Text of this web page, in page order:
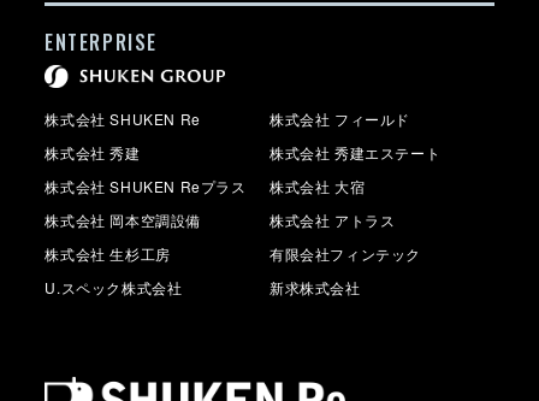
ENTERPRISE
株式会社 SHUKEN Re
株式会社 フィールド
株式会社 秀建
株式会社 秀建エステート
株式会社 SHUKEN Reプラス
株式会社 大宿
株式会社 岡本空調設備
株式会社 アトラス
株式会社 生杉工房
有限会社フィンテック
U.スペック株式会社
新求株式会社